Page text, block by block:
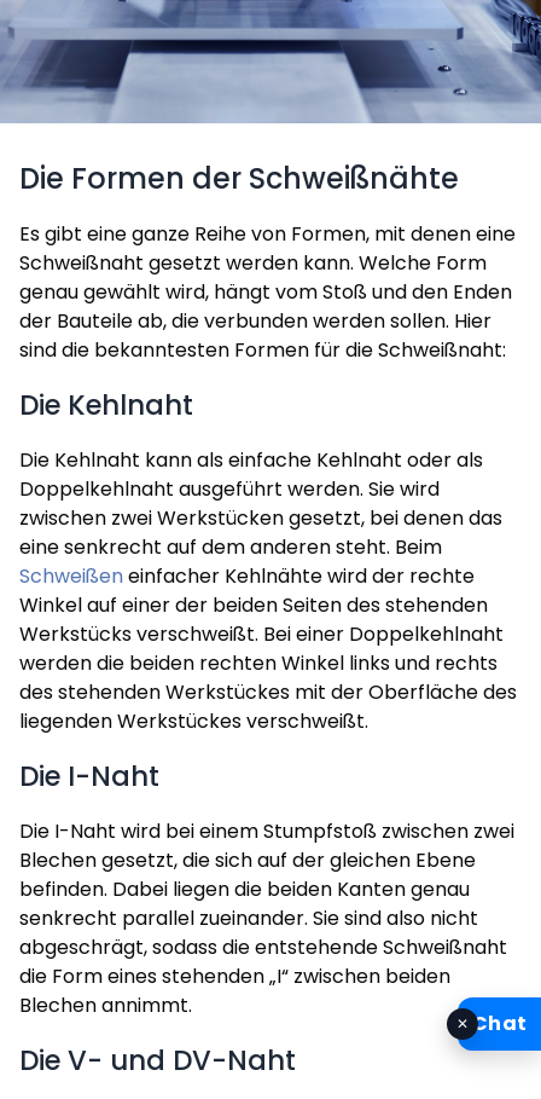
Die Formen der Schweißnähte
Es gibt eine ganze Reihe von Formen, mit denen eine
Schweißnaht gesetzt werden kann. Welche Form
genau gewählt wird, hängt vom Stoß und den Enden
der Bauteile ab, die verbunden werden sollen. Hier
sind die bekanntesten Formen für die Schweißnaht:
Die Kehlnaht
Die Kehlnaht kann als einfache Kehlnaht oder als
Doppelkehlnaht ausgeführt werden. Sie wird
zwischen zwei Werkstücken gesetzt, bei denen das
eine senkrecht auf dem anderen steht. Beim
Schweißeneinfacher Kehlnähte wird der rechte
Winkel auf einer der beiden Seiten des stehenden
Werkstücks verschweißt. Bei einer Doppelkehlnaht
werden die beiden rechten Winkel links und rechts
des stehenden Werkstückes mit der Oberfläche des
liegenden Werkstückes verschweißt.
Die I-Naht
Die I-Naht wird bei einem Stumpfstoß zwischen zwei
Blechen gesetzt, die sich auf der gleichen Ebene
befinden. Dabei liegen die beiden Kanten genau
senkrecht parallel zueinander. Sie sind also nicht
abgeschrägt, sodass die entstehende Schweißnaht
die Form eines stehenden „I“ zwischen beiden
Blechen annimmt.
Die V- und DV-Naht
Chat
✕